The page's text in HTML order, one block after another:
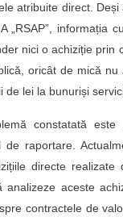
atribuite direct.
informația
nici o achiziție
oricât de mică
lei la bunuriși
constatată
de raportare.
directe
analizeze aceste
contractele de